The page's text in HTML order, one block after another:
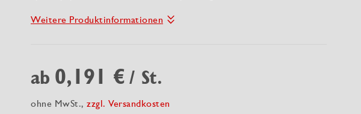
Weitere Produktinformationen
ab 0,191 € / St.
ohne MwSt., zzgl. Versandkosten